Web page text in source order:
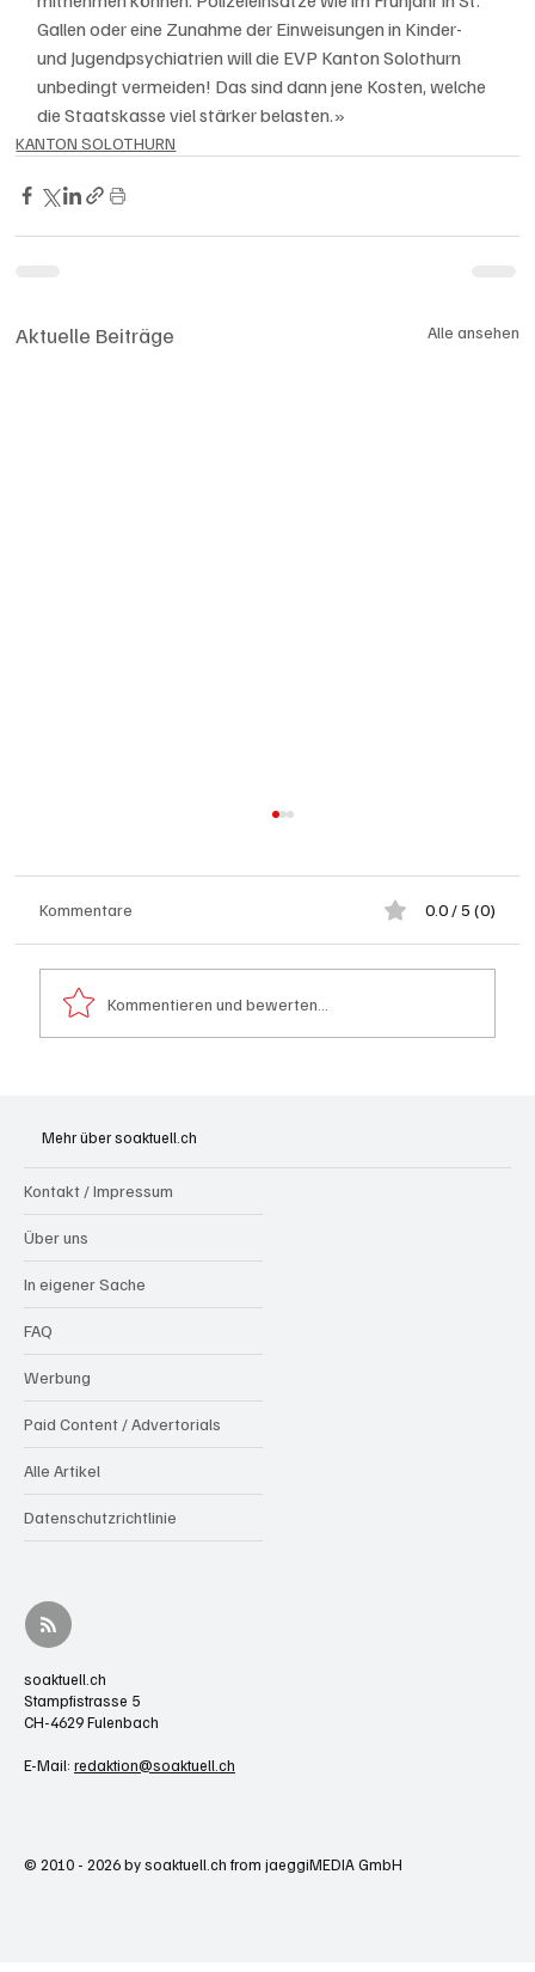
Gallen oder eine Zunahme der Einweisungen in Kinder-
und Jugendpsychiatrien will die EVP Kanton Solothurn
unbedingt vermeiden! Das sind dann jene Kosten, welche
die Staatskasse viel stärker belasten.»
KANTON SOLOTHURN
Aktuelle Beiträge Alle ansehen
Kommentare 0.0 / 5 (0)
Kommentieren und bewerten...
Mehr über soaktuell.ch
Kontakt / Impressum
Über uns
In eigener Sache
FAQ
Werbung
Paid Content / Advertorials
Alle Artikel
Datenschutzrichtlinie
soaktuell.ch
Stampfistrasse 5
CH-4629 Fulenbach
E-Mail: redaktion@soaktuell.ch
© 2010 - 2026 by soaktuell.ch from jaeggiMEDIA GmbH